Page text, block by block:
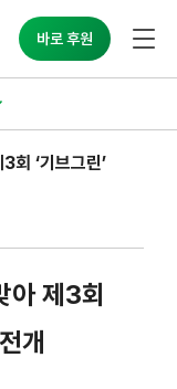
바로 후원
회 ‘기브그린’
아 제3회
개